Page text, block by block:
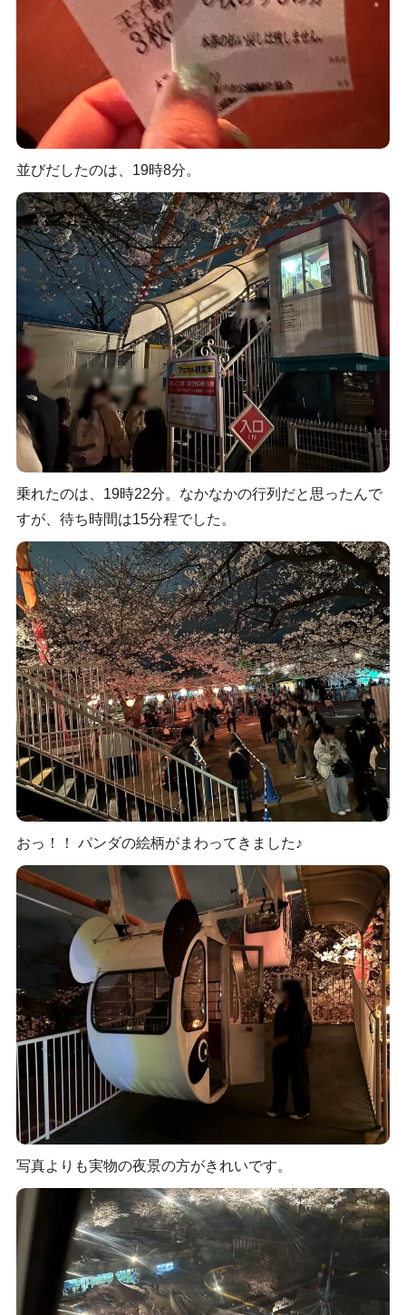
並びだしたのは、19時8分。
乗れたのは、19時22分。なかなかの行列だと思ったんで
すが、待ち時間は15分程でした。
おっ！！ パンダの絵柄がまわってきました♪
写真よりも実物の夜景の方がきれいです。